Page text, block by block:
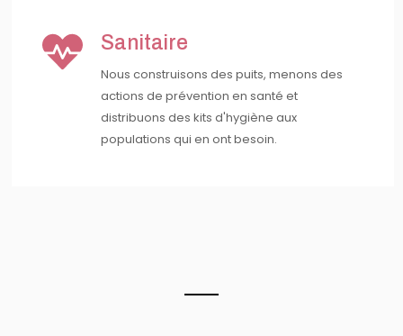
Sanitaire
Nous construisons des puits, menons des
actions de prévention en santé et
distribuons des kits d'hygiène aux
populations qui en ont besoin.